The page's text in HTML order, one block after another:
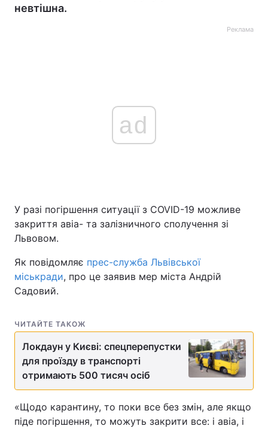
невтішна.
Реклама
ad
У разі погіршення ситуації з COVID-19 можливе
закриття авіа- та залізничного сполучення зі
Львовом.
Як повідомляє прес-служба Львівської
міськради, про це заявив мер міста Андрій
Садовий.
ЧИТАЙТЕ ТАКОЖ
Локдаун у Києві: спецперепустки
для проїзду в транспорті
отримають 500 тисяч осіб
«Щодо карантину, то поки все без змін, але якщо
піде погіршення, то можуть закрити все: і авіа, і